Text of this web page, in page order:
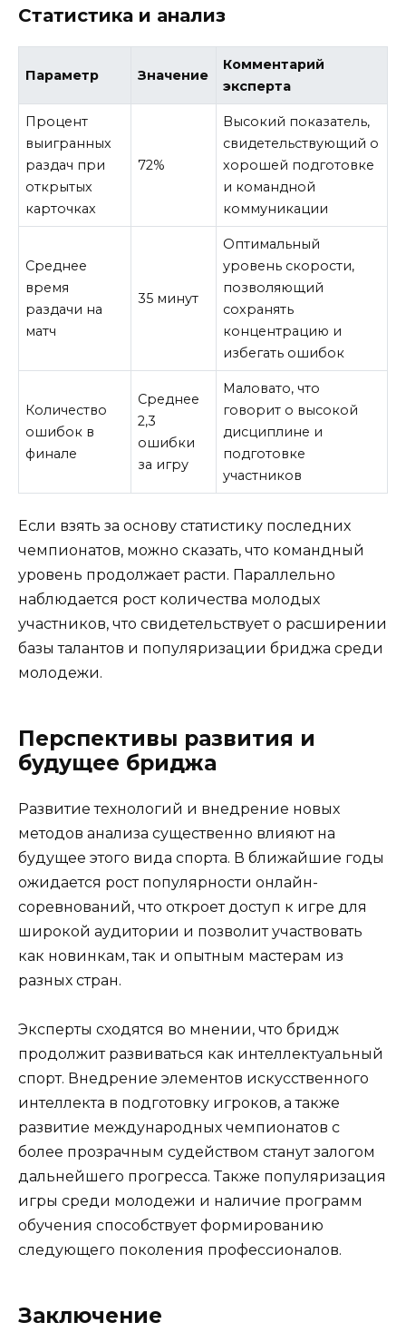
Статистика и анализ
Параметр Значение
Комментарий
эксперта
Процент
выигранных
раздач при
открытых
карточках
72%
Высокий показатель,
свидетельствующий о
хорошей подготовке
и командной
коммуникации
Среднее
время
раздачи на
матч
35 минут
Оптимальный
уровень скорости,
позволяющий
сохранять
концентрацию и
избегать ошибок
Количество
ошибок в
финале
Среднее
2,3
ошибки
за игру
Маловато, что
говорит о высокой
дисциплине и
подготовке
участников
Если взять за основу статистику последних
чемпионатов, можно сказать, что командный
уровень продолжает расти. Параллельно
наблюдается рост количества молодых
участников, что свидетельствует о расширении
базы талантов и популяризации бриджа среди
молодежи.
Перспективы развития и
будущее бриджа
Развитие технологий и внедрение новых
методов анализа существенно влияют на
будущее этого вида спорта. В ближайшие годы
ожидается рост популярности онлайн-
соревнований, что откроет доступ к игре для
широкой аудитории и позволит участвовать
как новинкам, так и опытным мастерам из
разных стран.
Эксперты сходятся во мнении, что бридж
продолжит развиваться как интеллектуальный
спорт. Внедрение элементов искусственного
интеллекта в подготовку игроков, а также
развитие международных чемпионатов с
более прозрачным судейством станут залогом
дальнейшего прогресса. Также популяризация
игры среди молодежи и наличие программ
обучения способствует формированию
следующего поколения профессионалов.
Заключение